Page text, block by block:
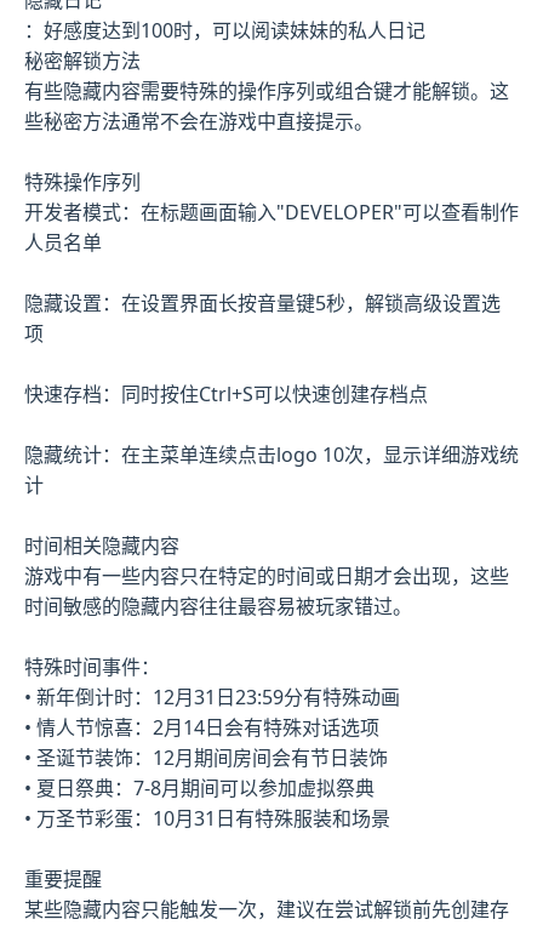
：好感度达到100时，可以阅读妹妹的私人日记
秘密解锁方法
有些隐藏内容需要特殊的操作序列或组合键才能解锁。这
些秘密方法通常不会在游戏中直接提示。
特殊操作序列
开发者模式：在标题画面输入"DEVELOPER"可以查看制作
人员名单
隐藏设置：在设置界面长按音量键5秒，解锁高级设置选
项
快速存档：同时按住Ctrl+S可以快速创建存档点
隐藏统计：在主菜单连续点击logo 10次，显示详细游戏统
计
时间相关隐藏内容
游戏中有一些内容只在特定的时间或日期才会出现，这些
时间敏感的隐藏内容往往最容易被玩家错过。
特殊时间事件：
• 新年倒计时：12月31日23:59分有特殊动画
• 情人节惊喜：2月14日会有特殊对话选项
• 圣诞节装饰：12月期间房间会有节日装饰
• 夏日祭典：7-8月期间可以参加虚拟祭典
• 万圣节彩蛋：10月31日有特殊服装和场景
重要提醒
某些隐藏内容只能触发一次，建议在尝试解锁前先创建存